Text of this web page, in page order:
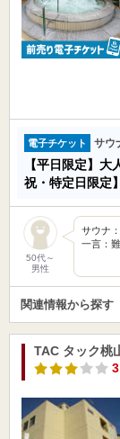
電子チケット サウ
【平日限定】大
祝・特定日限定
50代～
男性
サウナ
一言：
関連情報から探す
TAC タック桃